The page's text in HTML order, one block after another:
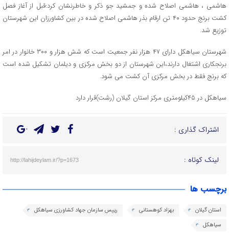
هاشمی ، هاشمی اصلاح شده و جمشید جو ذکر و خاطرنشان کرد:قبل از آغاز فصل
کشت برنج حدود ۴۰ تن ارقام بذر هاشمی اصلاح شده در بین کشاورزان این شهرستان
توزیع شد.
شهرستان سیاهکل دارای ۴۷ هزار نفر جمعیت است که شش هزار و ۳۰۰ خانوار در امر
برنجکاری اشتغال دارند،این شهرستان از دو بخش مرکزی و دیلمان تشکیل شده است
که برنج فقط در بخش مرکزی آن کشت می شود.
سیاهکل در ۴۵کیلومتری مرکز استان گیلان (رشت)قرار دارد
اشتراک گذاری :
لینک کوتاه : http://lahijdeylam.ir/?p=1673
برچسب ها
استان گیلان بهزاد کوهستانی
رییس سازمان جهاد کشاورزی سیاهکل
سیاهکل